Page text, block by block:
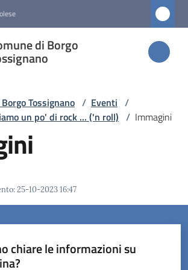
di Borgo
di
Tossignano / Eventi /
un po' di rock ... ('n roll) / Immagini
:25-10-2023 16:47
chiare le informazioni su